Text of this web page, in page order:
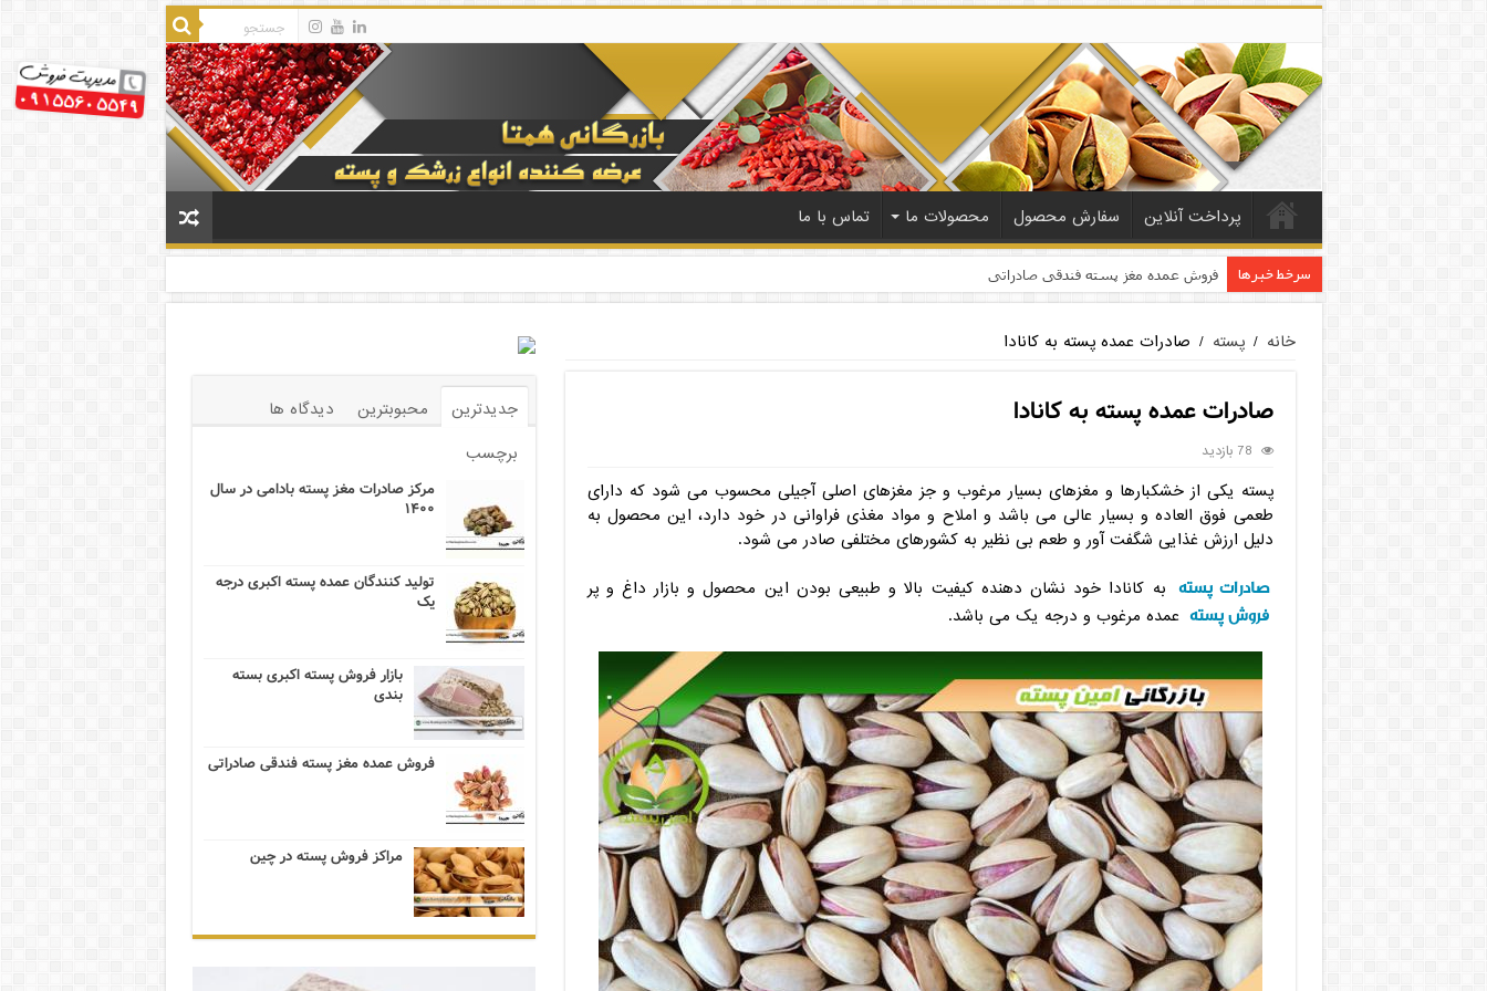
پرداخت آنلاین سفارش محصول محصولات ما تماس با ما
سرخط خبرها فروش عمده مغز پسته فندقی صادراتی
خانه / پسته / صادرات عمده پسته به کانادا
صادرات عمده پسته به کانادا
78 بازدید
پسته یکی از خشکبارها و مغزهای بسیار مرغوب و جز مغزهای اصلی آجیلی محسوب می شود که دارای
طعمی فوق العاده و بسیار عالی می باشد و املاح و مواد مغذی فراوانی در خود دارد، این محصول به
دلیل ارزش غذایی شگفت آور و طعم بی نظیر به کشورهای مختلفی صادر می شود.
صادرات پسته به کانادا خود نشان دهنده کیفیت بالا و طبیعی بودن این محصول و بازار داغ و پر
فروش پسته عمده مرغوب و درجه یک می باشد.
جدیدترین محبوبترین
دیدگاه ها
برچسب
مرکز صادرات مغز پسته بادامی در سال
۱۴۰۰
تولید کنندگان عمده پسته اکبری درجه
یک
بازار فروش پسته اکبری بسته
بندی
فروش عمده مغز پسته فندقی صادراتی
مراکز فروش پسته در چین